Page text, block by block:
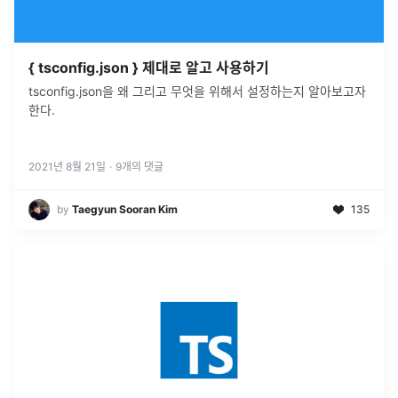
{ tsconfig.json } 제대로 알고 사용하기
tsconfig.json을 왜 그리고 무엇을 위해서 설정하는지 알아보고자
한다.
2021년 8월 21일 · 9개의 댓글
by Taegyun Sooran Kim 135